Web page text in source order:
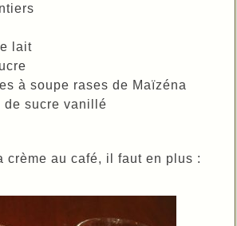
lait
à soupe rases de Maïzéna
de sucre vanillé
crème au café, il faut en plus :